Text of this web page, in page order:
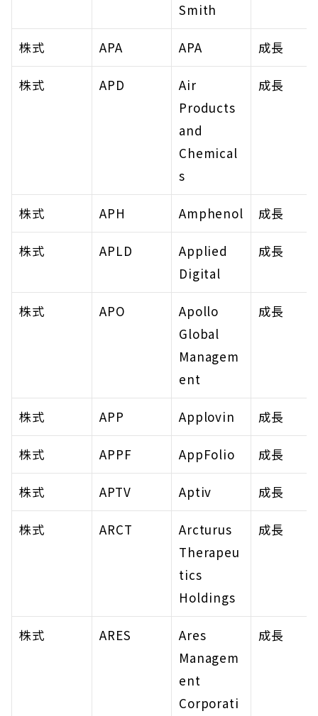
Smith
株式 APA APA 成長
株式 APD
Air
Products
and
Chemical
s
成長
株式 APH Amphenol 成長
株式 APLD
Applied
Digital
成長
株式 APO
Apollo
Global
Managem
ent
成長
株式 APP Applovin 成長
株式 APPF AppFolio 成長
株式 APTV Aptiv 成長
株式 ARCT
Arcturus
Therapeu
tics
Holdings
成長
株式 ARES
Ares
Managem
ent
Corporati
成長